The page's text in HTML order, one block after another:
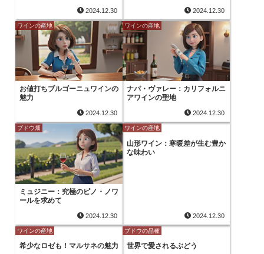
2024.12.30 2024.12.30
ワインの産地
お値打ちブルゴーニュワインの
魅力
2024.12.30
ワインの産地
ナパ・ヴァレー：カリフォルニ
アワインの聖地
2024.12.30
ブドウ畑
ミュジニー：究極のピノ・ノワ
ールを求めて
2024.12.30
ワインの産地
山形ワイン：寒暖差が生む豊か
な味わい
2024.12.30
ワインの産地
希少なロゼも！マルサネの魅力
ブドウの品種
世界で愛されるぶどう